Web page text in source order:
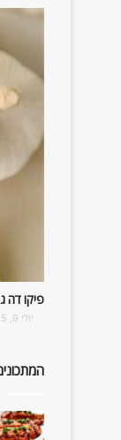
פיקו דה
יולי 9, 2025